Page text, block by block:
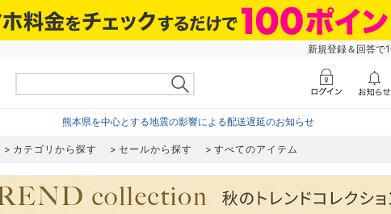
新規登録＆回答で
熊本県を中心とする地震の影響による配送遅延のお知らせ
カテゴリから探す セールから探す すべてのアイテム